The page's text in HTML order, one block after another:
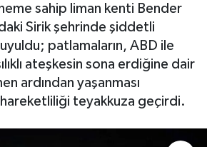
sahip liman kenti Bender
Sirik şehrinde şiddetli
patlamaların, ABD ile
ateşkesin sona erdiğine dair
ardından yaşanması
teyakkuza geçirdi.